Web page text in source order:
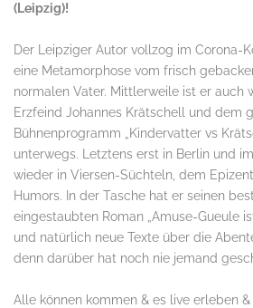
(Leipzig)!
Der Leipziger Autor vollzog im Corona-
eine Metamorphose vom frisch
normalen Vater. Mittlerweile ist er auch
Erzfeind Johannes Krätschell und dem
Bühnenprogramm „Kindervatter vs
unterwegs. Letztens erst in Berlin und
wieder in Viersen-Süchteln, dem
Humors. In der Tasche hat er seinen
eingestaubten Roman „Amuse-Gueule
und natürlich neue Texte über die
denn darüber hat noch nie jemand
Alle können kommen & es live erleben